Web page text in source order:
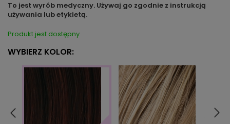
To jest wyrób medyczny. Używaj go zgodnie z instrukcją
używania lub etykietą.
Produkt jest dostępny
WYBIERZ KOLOR: